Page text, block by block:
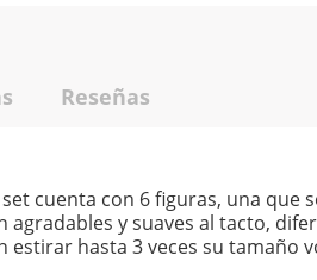
Reseñas
cuenta con 6 figuras, una
agradables y suaves al tacto,
estirar hasta 3 veces su tamaño